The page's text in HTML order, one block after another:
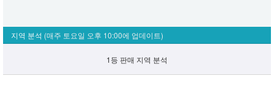
지역 분석 (매주 토요일 오후 10:00에 업데이트)
1등 판매 지역 분석